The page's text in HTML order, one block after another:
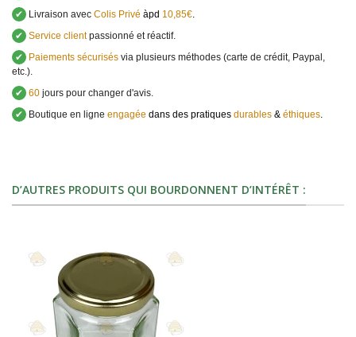
✔
Livraison avec Colis Privé àpd 10,85€.
✔ Service clientpassionné et réactif.
✔
Paiements sécurisés via plusieurs méthodes (carte de crédit, Paypal,
etc.).
✔ 60 jours pour changer d'avis.
✔
Boutique en ligne engagée dans des pratiques durables & éthiques.
D’AUTRES PRODUITS QUI BOURDONNENT D’INTÉRÊT :